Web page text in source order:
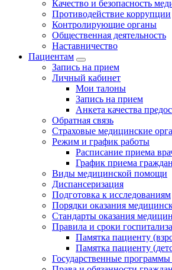
Качество и безопасность
Противодействие коррупции
Контролирующие органы
Общественная деятельность
Наставничество
Пациентам
Запись на прием
Личный кабинет
Мои талоны
Запись на прием
Анкета качества
Обратная связь
Страховые медицинские
Режим и график работы
Расписание приема
График приема
Виды медицинской помощи
Диспансеризация
Подготовка к исследованиям
Порядки оказания
Стандарты оказания
Правила и сроки
Памятка пациенту
Памятка пациенту
Государственные